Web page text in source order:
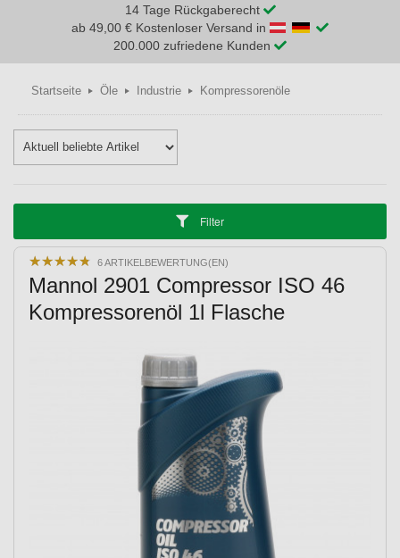
14 Tage Rückgaberecht
ab 49,00 € Kostenloser Versand in
200.000 zufriedene Kunden
Startseite Öle Industrie Kompressorenöle
Filter
★★★★★
★★★★★ 6 ARTIKELBEWERTUNG(EN)
Mannol 2901 Compressor ISO 46
Kompressorenöl 1l Flasche